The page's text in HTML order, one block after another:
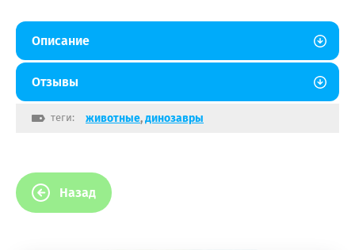
Описание
Отзывы
теги: животные,динозавры
Назад